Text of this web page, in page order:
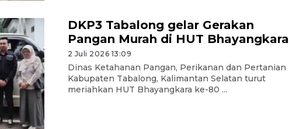
DKP3 Tabalong gelar Gerakan
Pangan Murah di HUT Bhayangkara
2 Juli 2026 13:09
Dinas Ketahanan Pangan, Perikanan dan Pertanian
Kabupaten Tabalong, Kalimantan Selatan turut
meriahkan HUT Bhayangkara ke-80 ...